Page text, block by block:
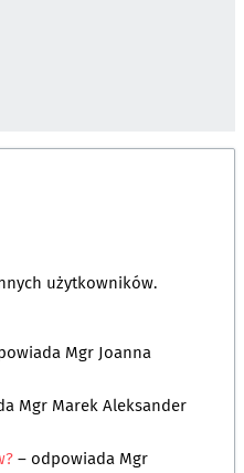
użytkowników.
Mgr Joanna
Mgr Marek Aleksander
– odpowiada Mgr